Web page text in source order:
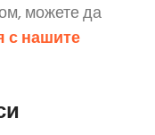
можете да
с нашите